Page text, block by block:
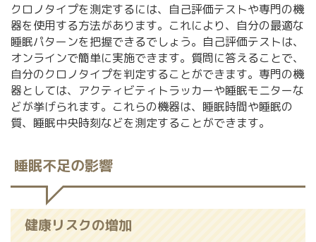
クロノタイプを測定するには、自己評価テストや専門の機
器を使用する方法があります。これにより、自分の最適な
睡眠パターンを把握できるでしょう。自己評価テストは、
オンラインで簡単に実施できます。質問に答えることで、
自分のクロノタイプを判定することができます。専門の機
器としては、アクティビティトラッカーや睡眠モニターな
どが挙げられます。これらの機器は、睡眠時間や睡眠の
質、睡眠中央時刻などを測定することができます。
睡眠不足の影響
健康リスクの増加